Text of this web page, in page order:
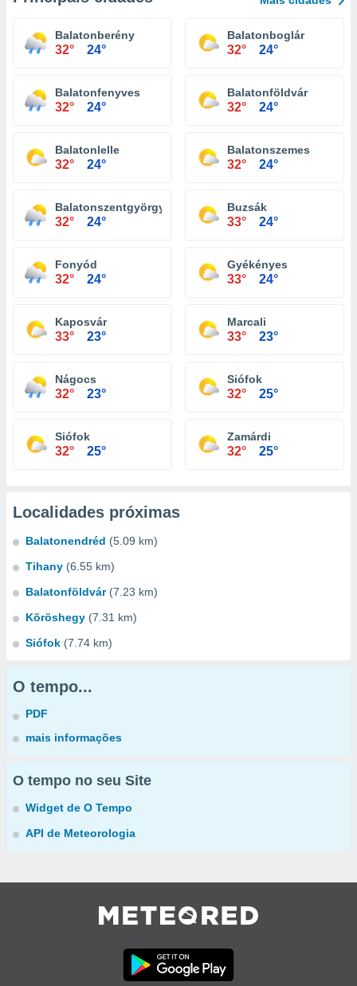
Balatonberény
32° 24°
Balatonboglár
32° 24°
Balatonfenyves
32° 24°
Balatonföldvár
32° 24°
Balatonlelle
32° 24°
Balatonszemes
32° 24°
Balatonszentgyörgy
32° 24°
Buzsák
33° 24°
Fonyód
32° 24°
Gyékényes
33° 24°
Kaposvár
33° 23°
Marcali
33° 23°
Nágocs
32° 23°
Siófok
32° 25°
Siófok
32° 25°
Zamárdi
32° 25°
Localidades próximas
Balatonendréd (5.09 km)
Tihany (6.55 km)
Balatonföldvár (7.23 km)
Kõröshegy (7.31 km)
Siófok (7.74 km)
O tempo...
PDF
mais informações
O tempo no seu Site
Widget de O Tempo
API de Meteorologia